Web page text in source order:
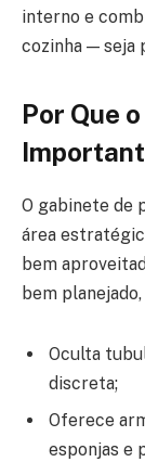
interno e
cozinha — seja
Por Que
O gabinete de
área
bem
bem
Oculta
discreta;
Oferece
esponjas e